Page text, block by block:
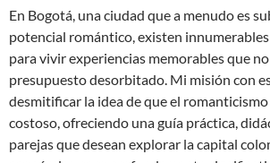
En Bogotá, una ciudad que a menudo es
potencial romántico, existen
para vivir experiencias memorables que
presupuesto desorbitado. Mi misión con
desmitificar la idea de que el
costoso, ofreciendo una guía práctica,
parejas que desean explorar la capital